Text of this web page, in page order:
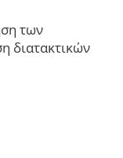
των
διατακτικών